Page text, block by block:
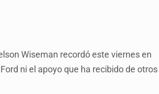
Wiseman recordó este viernes en
ni el apoyo que ha recibido de otros